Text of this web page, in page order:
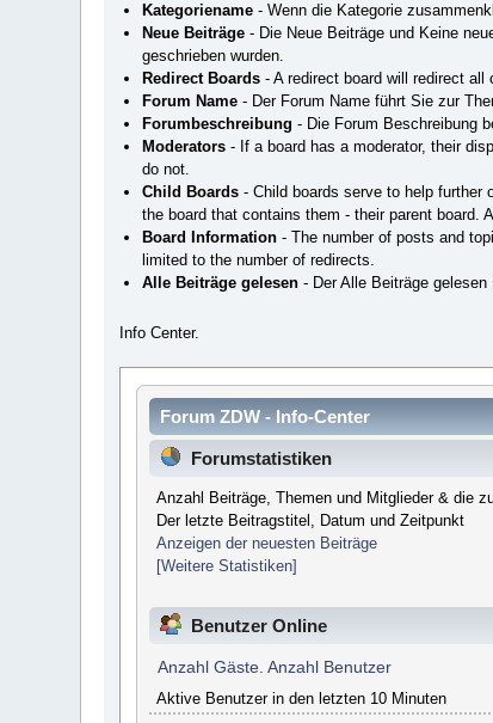
Kategoriename - Wenn die Kategorie
Neue Beiträge - Die Neue Beiträge und Keine
geschrieben wurden.
Redirect Boards - A redirect board will redirect
Forum Name - Der Forum Name führt Sie zur
Forumbeschreibung - Die Forum Beschreibung
Moderators - If a board has a moderator, their
do not.
Child Boards - Child boards serve to help further
the board that contains them - their parent board.
Board Information - The number of posts and
limited to the number of redirects.
Alle Beiträge gelesen - Der Alle Beiträge
Info Center.
Forum ZDW - Info-Center
Forumstatistiken
Anzahl Beiträge, Themen und Mitglieder & die
Der letzte Beitragstitel, Datum und Zeitpunkt
Anzeigen der neuesten Beiträge
[Weitere Statistiken]
Benutzer Online
Anzahl Gäste. Anzahl Benutzer
Aktive Benutzer in den letzten 10 Minuten